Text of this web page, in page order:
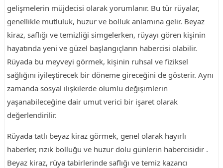
gelişmelerin müjdecisi olarak yorumlanır. Bu tür rüyalar,
genellikle mutluluk, huzur ve bolluk anlamına gelir. Beyaz
kiraz, saflığı ve temizliği simgelerken, rüyayı gören kişinin
hayatında yeni ve güzel başlangıçların habercisi olabilir.
Rüyada bu meyveyi görmek, kişinin ruhsal ve fiziksel
sağlığını iyileştirecek bir döneme gireceğini de gösterir. Aynı
zamanda sosyal ilişkilerde olumlu değişimlerin
yaşanabileceğine dair umut verici bir işaret olarak
değerlendirilir.
Rüyada tatlı beyaz kiraz görmek, genel olarak hayırlı
haberler, rızık bolluğu ve huzur dolu günlerin habercisidir .
Beyaz kiraz, rüya tabirlerinde saflığı ve temiz kazancı